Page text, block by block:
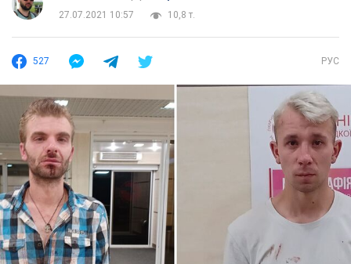
27.07.2021 10:57
10,8 т.
527 РУС